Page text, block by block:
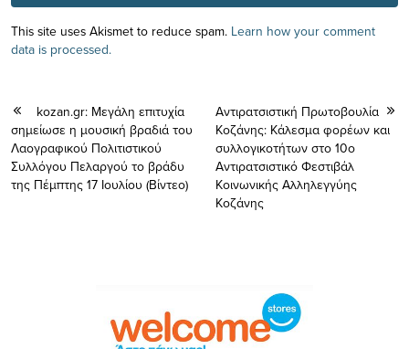
This site uses Akismet to reduce spam. Learn how your comment
data is processed.
kozan.gr: Μεγάλη επιτυχία
σημείωσε η μουσική βραδιά του
Λαογραφικού Πολιτιστικού
Συλλόγου Πελαργού το βράδυ
της Πέμπτης 17 Ιουλίου (Βίντεο)
Αντιρατσιστική Πρωτοβουλία
Κοζάνης: Κάλεσμα φορέων και
συλλογικοτήτων στο 10ο
Αντιρατσιστικό Φεστιβάλ
Κοινωνικής Αλληλεγγύης
Κοζάνης